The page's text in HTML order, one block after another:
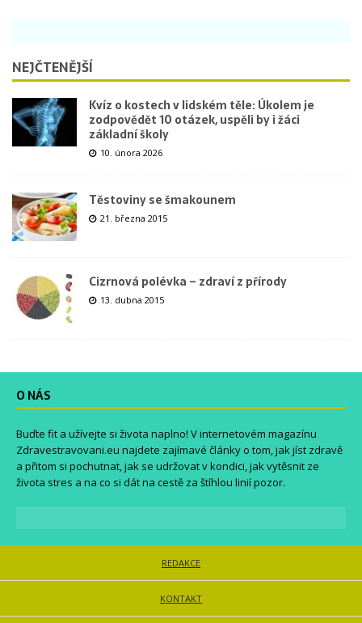
NEJČTENĚJŠÍ
Kvíz o kostech v lidském těle: Úkolem je
zodpovědět 10 otázek, uspěli by i žáci
základní školy
10. února 2026
Těstoviny se šmakounem
21. března 2015
Cizrnová polévka – zdraví z přírody
13. dubna 2015
O NÁS
Buďte fit a užívejte si života naplno! V internetovém magazínu
Zdravestravovani.eu najdete zajímavé články o tom, jak jíst zdravě
a přitom si pochutnat, jak se udržovat v kondici, jak vytěsnit ze
života stres a na co si dát na cestě za štíhlou linií pozor.
REDAKCE
KONTAKT